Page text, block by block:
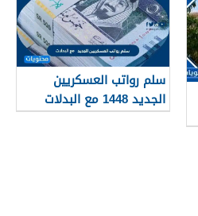
سلم رواتب العسكريين
الجديد 1448 مع البدلات